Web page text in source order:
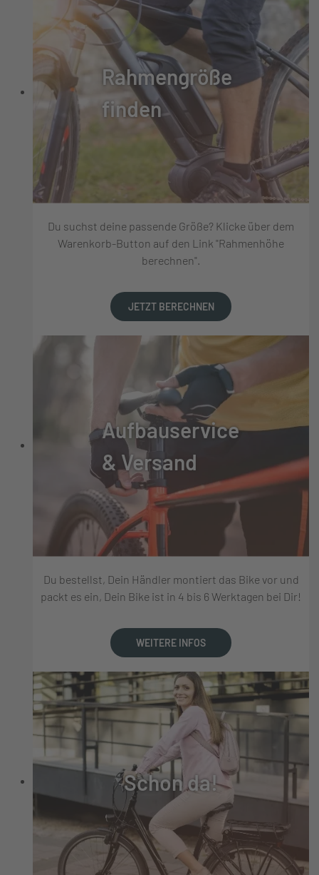
Rahmengröße
finden
Du suchst deine passende Größe? Klicke über dem
Warenkorb-Button auf den Link "Rahmenhöhe
berechnen".
JETZT BERECHNEN
Aufbauservice
& Versand
Du bestellst, Dein Händler montiert das Bike vor und
packt es ein, Dein Bike ist in 4 bis 6 Werktagen bei Dir!
WEITERE INFOS
Schon da!